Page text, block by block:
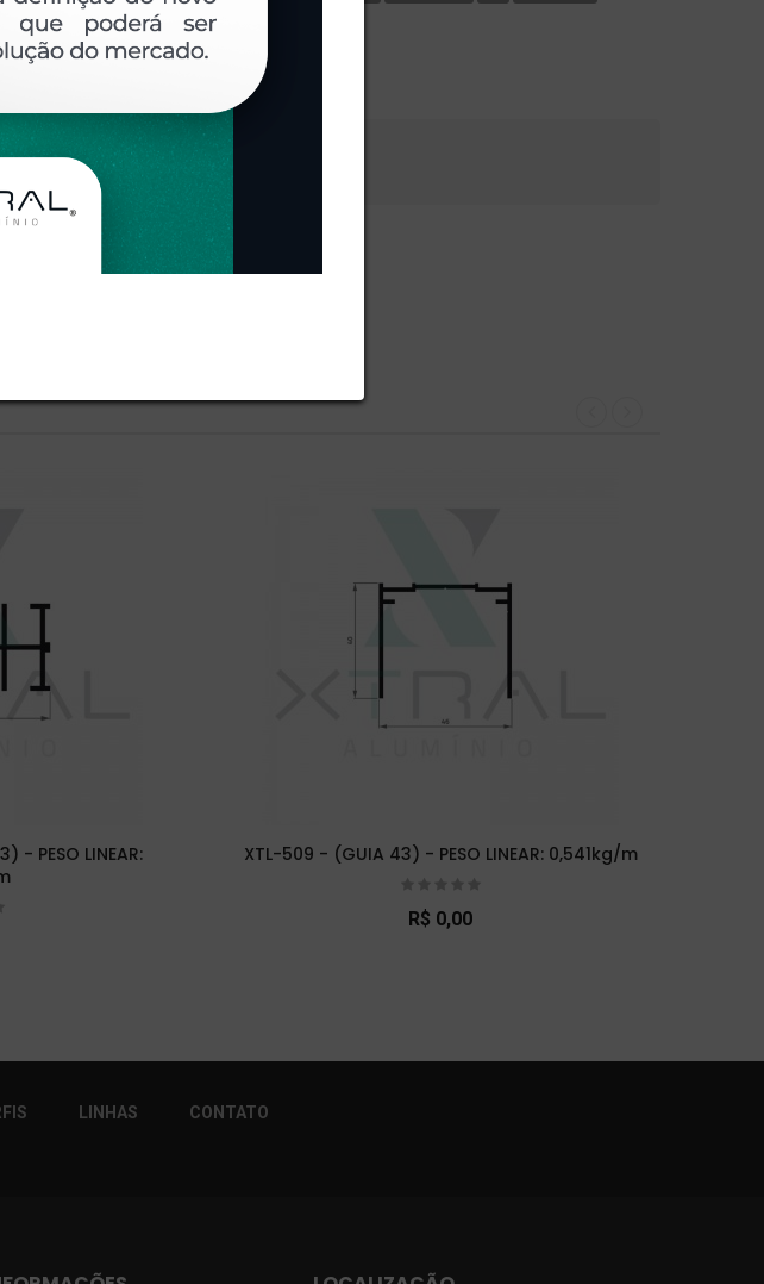
(0)
- PESO LINEAR:
XTL-509 - (GUIA 43) - PESO LINEAR: 0,541kg/m
R$ 0,00
LINHAS CONTATO